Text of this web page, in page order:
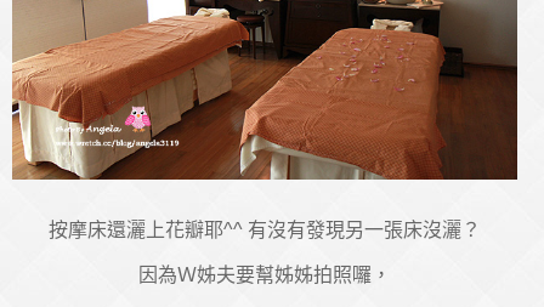
按摩床還灑上花瓣耶^^ 有沒有發現另一張床沒灑？
因為Ｗ姊夫要幫姊姊拍照囉，